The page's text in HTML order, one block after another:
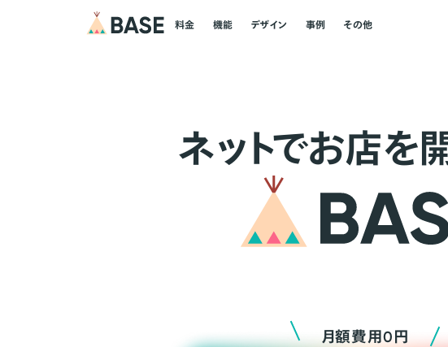
料金 機能 デザイン 事例 その他
ネッ トでお店を
月額費用0円